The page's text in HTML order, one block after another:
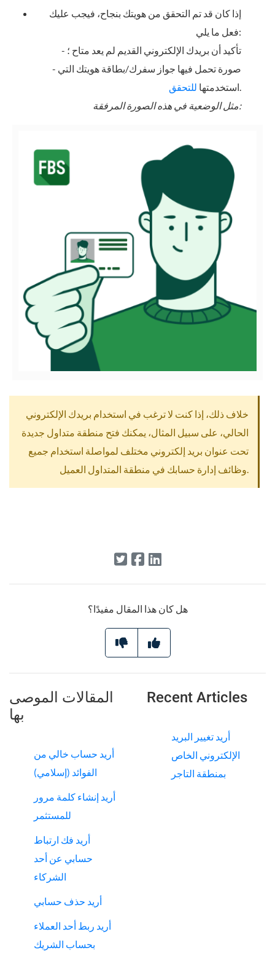
إذا كان قد تم التحقق من هويتك بنجاح، فيجب عليك
فعل ما يلي:
- تأكيد أن بريدك الإلكتروني القديم لم يعد متاح ؛
- صورة تحمل فيها جواز سفرك/بطاقة هويتك التي
استخدمتها للتحقق
.
مثل الوضعية في هذه الصورة المرفقة:
خلاف ذلك، إذا كنت لا ترغب في استخدام بريدك الإلكتروني
الحالي، على سبيل المثال، يمكنك فتح منطقة متداول جديدة
تحت عنوان بريد إلكتروني مختلف لمواصلة استخدام جميع
وظائف إدارة حسابك في منطقة المتداول العميل.
هل كان هذا المقال مفيدًا؟
المقالات الموصى
بها
أريد حساب خالي من
الفوائد (إسلامي)
أريد إنشاء كلمة مرور
للمستثمر
أريد فك ارتباط
حسابي عن أحد
الشركاء
أريد حذف حسابي
أريد ربط أحد العملاء
بحساب الشريك
Recent Articles
أريد تغيير البريد
الإلكتروني الخاص
بمنطقة التاجر